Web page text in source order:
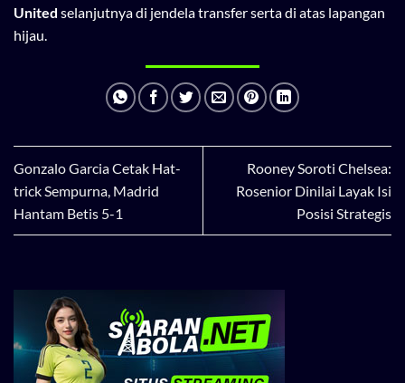
United selanjutnya di jendela transfer serta di atas lapangan
hijau.
Gonzalo Garcia Cetak Hat-
trick Sempurna, Madrid
Hantam Betis 5-1
Rooney Soroti Chelsea:
Rosenior Dinilai Layak Isi
Posisi Strategis